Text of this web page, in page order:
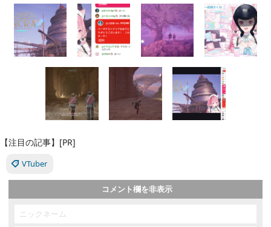
【注目の記事】[PR]
VTuber
コメント欄を非表示